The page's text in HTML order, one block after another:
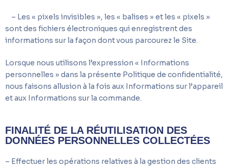
– Les « pixels invisibles », les « balises » et les « pixels »
sont des fichiers électroniques qui enregistrent des
informations sur la façon dont vous parcourez le Site.
Lorsque nous utilisons l’expression « Informations
personnelles » dans la présente Politique de confidentialité,
nous faisons allusion à la fois aux Informations sur l’appareil
et aux Informations sur la commande.
FINALITÉ DE LA RÉUTILISATION DES
DONNÉES PERSONNELLES COLLECTÉES
– Effectuer les opérations relatives à la gestion des clients